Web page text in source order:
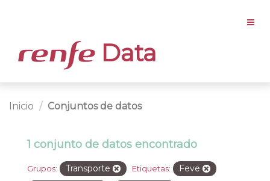
Data
Inicio Conjuntos de datos
1 conjunto de datos encontrado
Grupos: Transporte Etiquetas:
Feve